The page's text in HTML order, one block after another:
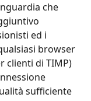
che
ed i
browser
clienti di TIMP)
sufficiente